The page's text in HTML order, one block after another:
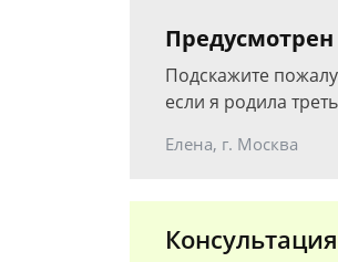
Подскажите
если я родила
Елена, г. Москва